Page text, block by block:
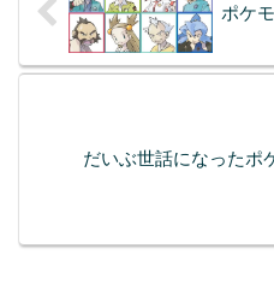
ポケ
だいぶ世話になったポ